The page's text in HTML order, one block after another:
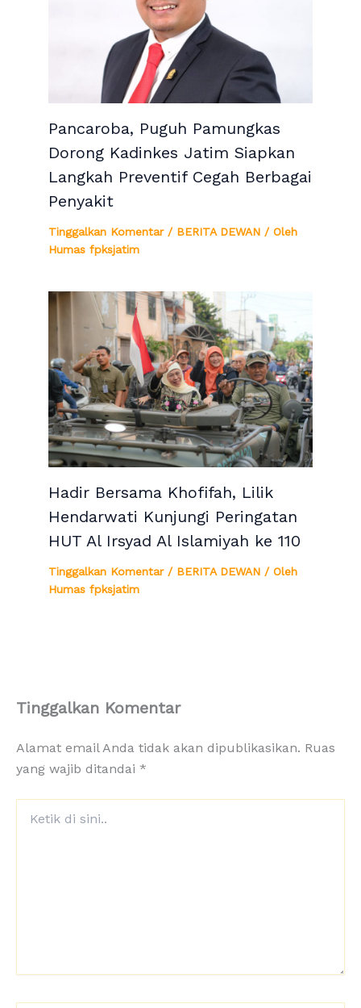
Pancaroba, Puguh Pamungkas
Dorong Kadinkes Jatim Siapkan
Langkah Preventif Cegah Berbagai
Penyakit
Tinggalkan Komentar / BERITA DEWAN / Oleh
Humas fpksjatim
Hadir Bersama Khofifah, Lilik
Hendarwati Kunjungi Peringatan
HUT Al Irsyad Al Islamiyah ke 110
Tinggalkan Komentar / BERITA DEWAN / Oleh
Humas fpksjatim
Tinggalkan Komentar
Alamat email Anda tidak akan dipublikasikan. Ruas
yang wajib ditandai *